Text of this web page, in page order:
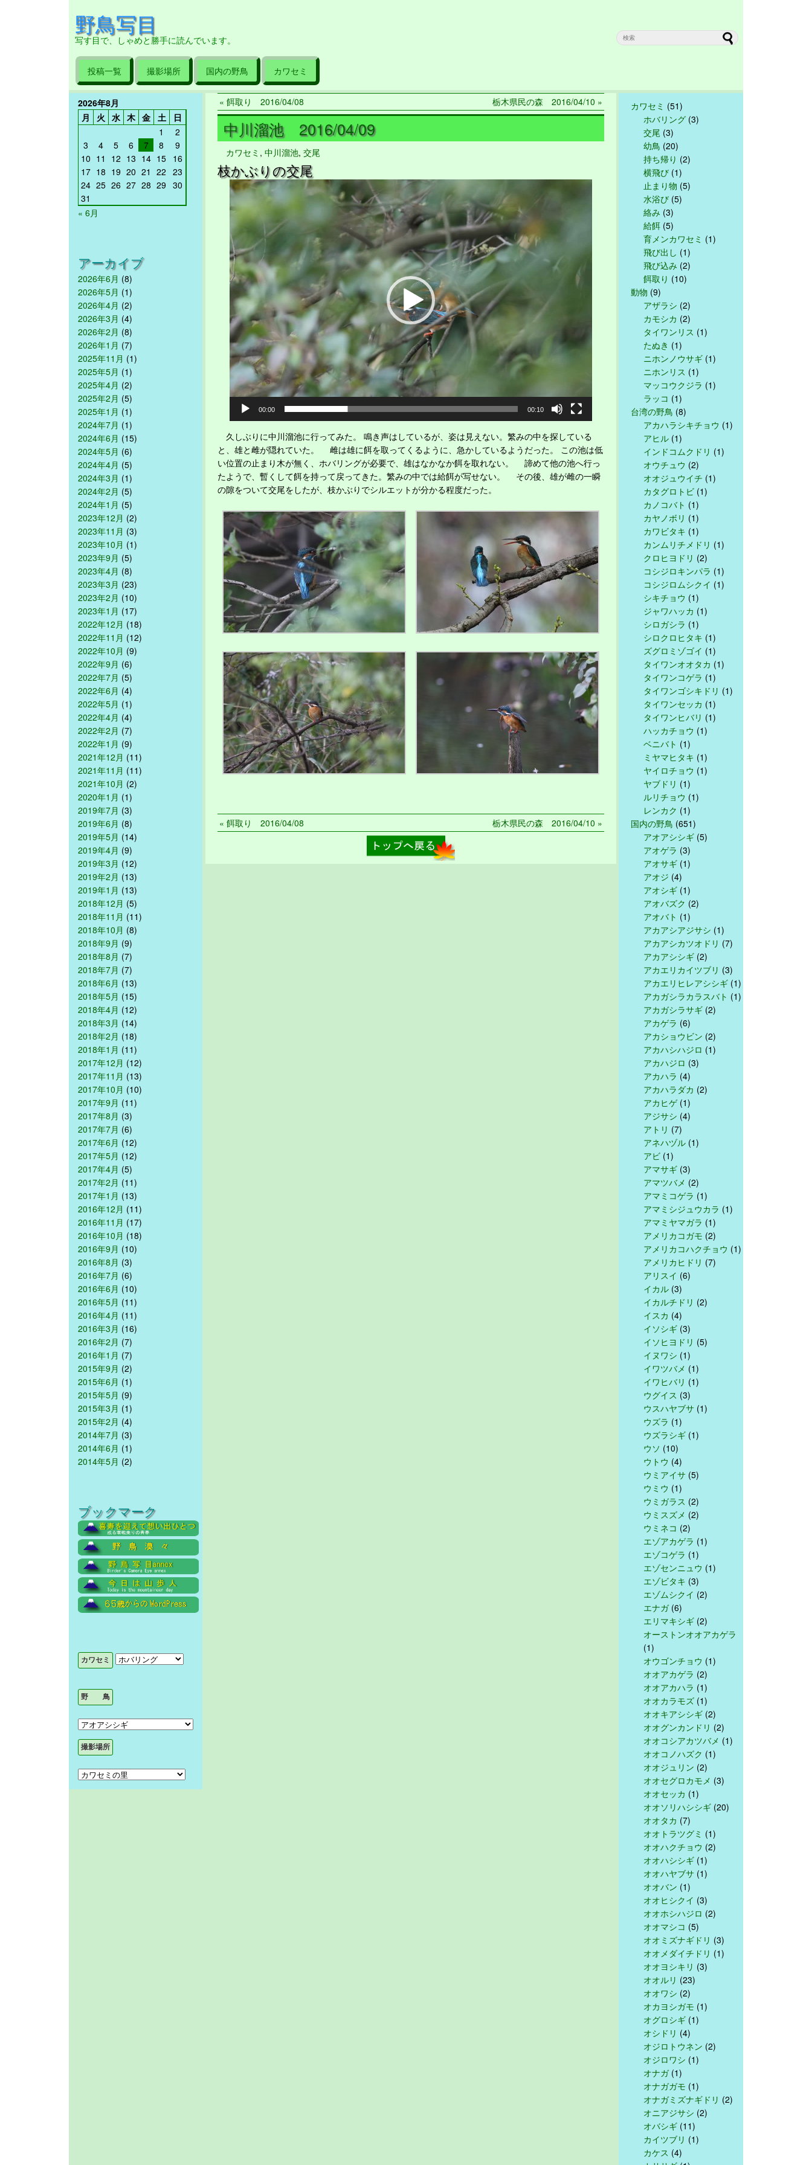
野鳥写目
写す目で、しゃめと勝手に読んでいます。
投稿一覧 撮影場所 国内の野鳥 カワセミ
2026年8月
月
火 水 木 金 土
日
1
2
3
4 5 6 7 8
9
10 11 12 13 14 15 16
17 18 19 20 21 22 23
24 25 26 27 28 29 30
31
« 6月
アーカイブ
2026年6月 (8)
2026年5月 (1)
2026年4月 (2)
2026年3月 (4)
2026年2月 (8)
2026年1月 (7)
2025年11月 (1)
2025年5月 (1)
2025年4月 (2)
2025年2月 (5)
2025年1月 (1)
2024年7月 (1)
2024年6月 (15)
2024年5月 (6)
2024年4月 (5)
2024年3月 (1)
2024年2月 (5)
2024年1月 (5)
2023年12月 (2)
2023年11月 (3)
2023年10月 (1)
2023年9月 (5)
2023年4月 (8)
2023年3月 (23)
2023年2月 (10)
2023年1月 (17)
2022年12月 (18)
2022年11月 (12)
2022年10月 (9)
2022年9月 (6)
2022年7月 (5)
2022年6月 (4)
2022年5月 (1)
2022年4月 (4)
2022年2月 (7)
2022年1月 (9)
2021年12月 (11)
2021年11月 (11)
2021年10月 (2)
2020年1月 (1)
2019年7月 (3)
2019年6月 (8)
2019年5月 (14)
2019年4月 (9)
2019年3月 (12)
2019年2月 (13)
2019年1月 (13)
2018年12月 (5)
2018年11月 (11)
2018年10月 (8)
2018年9月 (9)
2018年8月 (7)
2018年7月 (7)
2018年6月 (13)
2018年5月 (15)
2018年4月 (12)
2018年3月 (14)
2018年2月 (18)
2018年1月 (11)
2017年12月 (12)
2017年11月 (13)
2017年10月 (10)
2017年9月 (11)
2017年8月 (3)
2017年7月 (6)
2017年6月 (12)
2017年5月 (12)
2017年4月 (5)
2017年2月 (11)
2017年1月 (13)
2016年12月 (11)
2016年11月 (17)
2016年10月 (18)
2016年9月 (10)
2016年8月 (3)
2016年7月 (6)
2016年6月 (10)
2016年5月 (11)
2016年4月 (11)
2016年3月 (16)
2016年2月 (7)
2016年1月 (7)
2015年9月 (2)
2015年6月 (1)
2015年5月 (9)
2015年3月 (1)
2015年2月 (4)
2014年7月 (3)
2014年6月 (1)
2014年5月 (2)
ブックマーク
« 餌取り 2016/04/08 栃木県民の森 2016/04/10 »
中川溜池 2016/04/09
カワセミ , 中川溜池, 交尾
枝かぶりの交尾
動
画
プ
レ
ー
ヤ
ー
00:00 00:10
久しぶりに中川溜池に行ってみた。 鳴き声はしているが、姿は見えない。繁みの中を探している
と、雄と雌が隠れていた。 雌は雄に餌を取ってくるように、急かしているようだった。 この池は低
い位置の止まり木が無く、ホバリングが必要で、雄はなかなか餌を取れない。 諦めて他の池へ行っ
たようで、暫くして餌を持って戻ってきた。繁みの中では給餌が写せない。 その後、雄が雌の一瞬
の隙をついて交尾をしたが、枝かぶりでシルエットが分かる程度だった。
« 餌取り 2016/04/08 栃木県民の森 2016/04/10 »
カワセミ (51)
ホバリング (3)
交尾 (3)
幼鳥 (20)
持ち帰り (2)
横飛び (1)
止まり物 (5)
水浴び (5)
絡み (3)
給餌 (5)
育メンカワセミ (1)
飛び出し (1)
飛び込み (2)
餌取り (10)
動物 (9)
アザラシ (2)
カモシカ (2)
タイワンリス (1)
たぬき (1)
ニホンノウサギ (1)
ニホンリス (1)
マッコウクジラ (1)
ラッコ (1)
台湾の野鳥 (8)
アカハラシキチョウ (1)
アヒル (1)
インドコムクドリ (1)
オウチュウ (2)
オオジュウイチ (1)
カタグロトビ (1)
カノコバト (1)
カヤノボリ (1)
カワビタキ (1)
カンムリチメドリ (1)
クロヒヨドリ (2)
コシジロキンパラ (1)
コシジロムシクイ (1)
シキチョウ (1)
ジャワハッカ (1)
シロガシラ (1)
シロクロヒタキ (1)
ズグロミゾゴイ (1)
タイワンオオタカ (1)
タイワンコゲラ (1)
タイワンゴシキドリ (1)
タイワンセッカ (1)
タイワンヒバリ (1)
ハッカチョウ (1)
ベニバト (1)
ミヤマヒタキ (1)
ヤイロチョウ (1)
ヤブドリ (1)
ルリチョウ (1)
レンカク (1)
国内の野鳥 (651)
アオアシシギ (5)
アオゲラ (3)
アオサギ (1)
アオジ (4)
アオシギ (1)
アオバズク (2)
アオバト (1)
アカアシアジサシ (1)
アカアシカツオドリ (7)
アカアシシギ (2)
アカエリカイツブリ (3)
アカエリヒレアシシギ (1)
アカガシラカラスバト (1)
アカガシラサギ (2)
アカゲラ (6)
アカショウビン (2)
アカハシハジロ (1)
アカハジロ (3)
アカハラ (4)
アカハラダカ (2)
アカヒゲ(1)
アジサシ (4)
アトリ (7)
アネハヅル (1)
アビ (1)
アマサギ (3)
アマツバメ (2)
アマミコゲラ (1)
アマミシジュウカラ (1)
アマミヤマガラ (1)
アメリカコガモ (2)
アメリカコハクチョウ (1)
アメリカヒドリ (7)
アリスイ (6)
イカル (3)
イカルチドリ (2)
イスカ (4)
イソシギ (3)
イソヒヨドリ (5)
イヌワシ (1)
イワツバメ (1)
イワヒバリ (1)
ウグイス (3)
ウスハヤブサ (1)
ウズラ (1)
ウズラシギ (1)
ウソ (10)
ウトウ (4)
ウミアイサ (5)
ウミウ (1)
ウミガラス (2)
ウミスズメ (2)
ウミネコ (2)
エゾアカゲラ (1)
エゾコゲラ (1)
エゾセンニュウ (1)
エゾビタキ (3)
エゾムシクイ (2)
エナガ(6)
エリマキシギ (2)
オーストンオオアカゲラ
(1)
オウゴンチョウ (1)
オオアカゲラ (2)
オオアカハラ (1)
オオカラモズ (1)
オオキアシシギ (2)
オオグンカンドリ (2)
オオコシアカツバメ (1)
オオコノハズク (1)
オオジュリン (2)
オオセグロカモメ (3)
オオセッカ (1)
オオソリハシシギ (20)
オオタカ (7)
オオトラツグミ (1)
オオハクチョウ (2)
オオハシシギ (1)
オオハヤブサ (1)
オオバン (1)
オオヒシクイ (3)
オオホシハジロ (2)
オオマシコ (5)
オオミズナギドリ (3)
オオメダイチドリ (1)
オオヨシキリ (3)
オオルリ (23)
オオワシ (2)
オカヨシガモ (1)
オグロシギ (1)
オシドリ (4)
オジロトウネン (2)
オジロワシ (1)
オナガ(1)
オナガガモ (1)
オナガミズナギドリ (2)
オニアジサシ (2)
オバシギ (11)
カイツブリ (1)
カケス (4)